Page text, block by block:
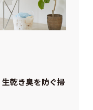
乾き臭を防ぐ掃